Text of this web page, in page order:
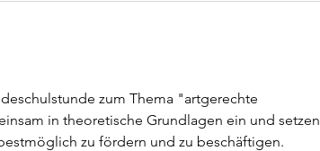
zum Thema "artgerechte
in theoretische Grundlagen ein und setzen
zu fördern und zu beschäftigen.